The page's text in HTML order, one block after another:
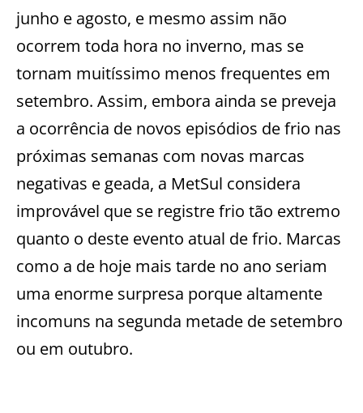
junho e agosto, e mesmo assim não
ocorrem toda hora no inverno, mas se
tornam muitíssimo menos frequentes em
setembro. Assim, embora ainda se preveja
a ocorrência de novos episódios de frio nas
próximas semanas com novas marcas
negativas e geada, a MetSul considera
improvável que se registre frio tão extremo
quanto o deste evento atual de frio. Marcas
como a de hoje mais tarde no ano seriam
uma enorme surpresa porque altamente
incomuns na segunda metade de setembro
ou em outubro.